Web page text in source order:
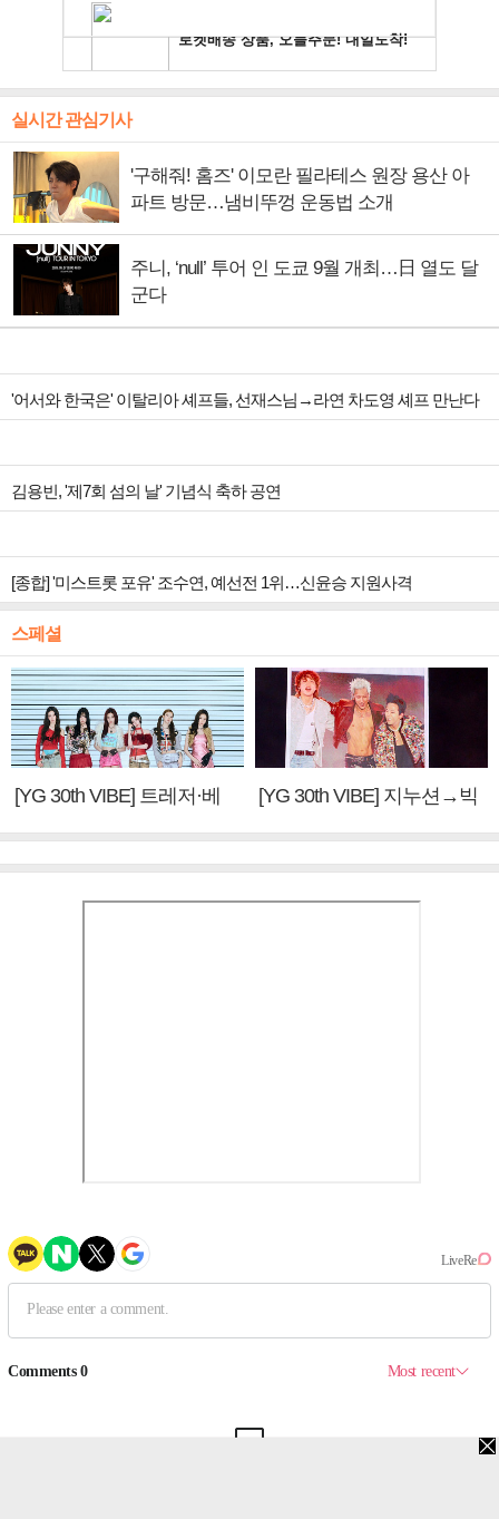
실시간 관심기사
'구해줘! 홈즈' 이모란 필라테스 원장 용산 아
파트 방문…냄비뚜껑 운동법 소개
주니, ‘null’ 투어 인 도쿄 9월 개최…日 열도 달
군다
'어서와 한국은' 이탈리아 셰프들, 선재스님→라연 차도영 셰프 만난다
김용빈, '제7회 섬의 날' 기념식 축하 공연
[종합] '미스트롯 포유' 조수연, 예선전 1위…신윤승 지원사격
스페셜
[YG 30th VIBE] 트레저·베
[YG 30th VIBE] 지누션→빅